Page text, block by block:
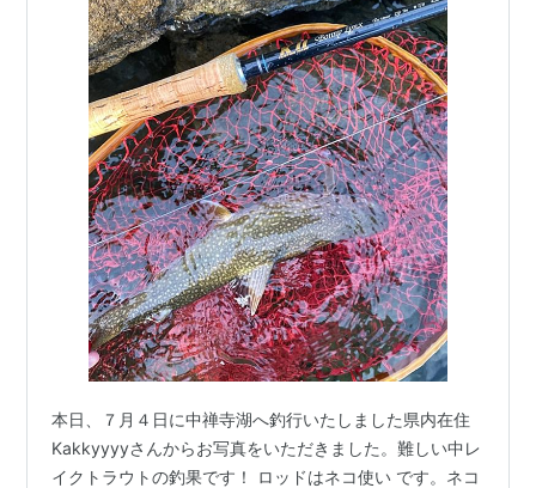
本日、７月４日に中禅寺湖へ釣行いたしました県内在住
Kakkyyyyさんからお写真をいただきました。難しい中レ
イクトラウトの釣果です！ ロッドはネコ使い です。ネコ